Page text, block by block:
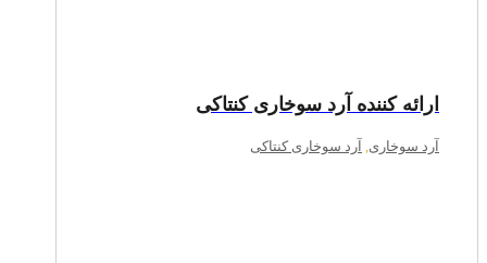
ارائه کننده آرد سوخاری کنتاکی
آرد سوخاری, آرد سوخاری کنتاکی